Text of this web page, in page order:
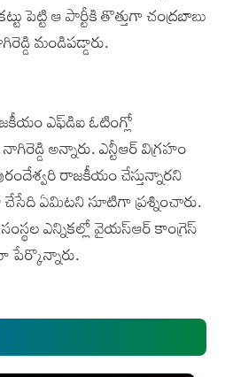
పెట్టి ఆ పార్టీకి తొత్తుగా చంద్రబాబు
మండిపడ్డారు.
ఎఫ్‌డిఐ ఓటింగ్లో
అన్నారు. ఎన్టీఆర్ విగ్రహం
రాజకీయం చేస్తున్నారని
చేసేది ఏమిటని సూటిగా ప్రశ్నించారు.
ఎన్నికల్లో వైయస్‌ఆర్ కాంగ్రె‌స్
పేర్కొన్నారు.